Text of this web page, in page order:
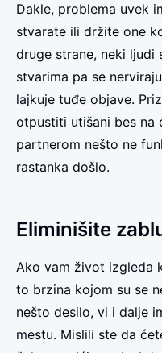
Dakle, problema uvek
stvarate ili držite one
druge strane, neki ljudi
stvarima pa se
lajkuje tuđe objave.
otpustiti utišani bes na
partnerom nešto ne
rastanka došlo.
Eliminišite
Ako vam život izgleda
to brzina kojom su se
nešto desilo, vi i dalje
mestu. Mislili ste da